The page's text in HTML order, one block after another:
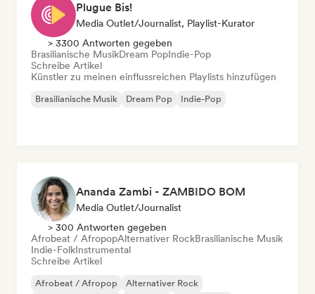
Plugue Bis!
Media Outlet/Journalist, Playlist-Kurator
> 3300 Antworten gegeben
Brasilianische MusikDream PopIndie-Pop
Schreibe Artikel
Künstler zu meinen einflussreichen Playlists hinzufügen
Brasilianische Musik Dream Pop Indie-Pop
Ananda Zambi - ZAMBIDO BOM
Media Outlet/Journalist
> 300 Antworten gegeben
Afrobeat / AfropopAlternativer RockBrasilianische Musik
Indie-FolkInstrumental
Schreibe Artikel
Afrobeat / Afropop
Alternativer Rock